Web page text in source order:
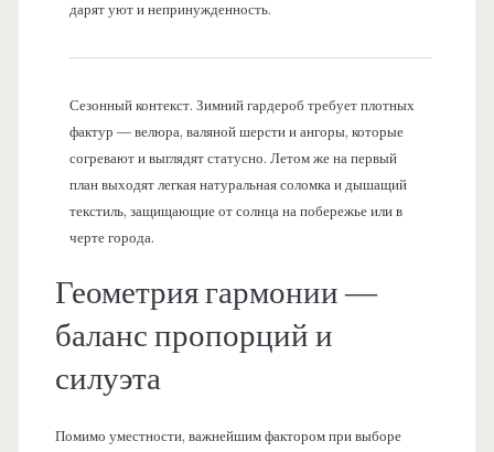
дарят уют и непринужденность.
Сезонный контекст. Зимний гардероб требует плотных
фактур — велюра, валяной шерсти и ангоры, которые
согревают и выглядят статусно. Летом же на первый
план выходят легкая натуральная соломка и дышащий
текстиль, защищающие от солнца на побережье или в
черте города.
Геометрия гармонии —
баланс пропорций и
силуэта
Помимо уместности, важнейшим фактором при выборе